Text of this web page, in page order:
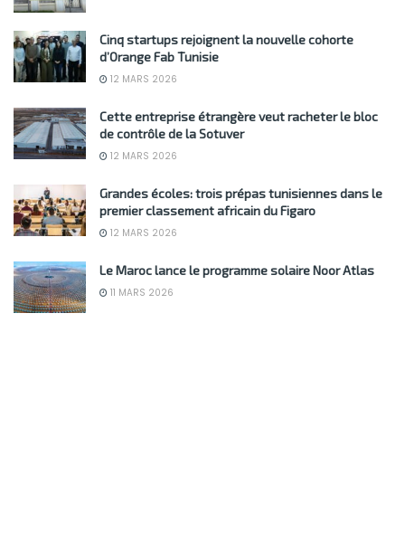
Cinq startups rejoignent la nouvelle cohorte
d’Orange Fab Tunisie
12 MARS 2026
Cette entreprise étrangère veut racheter le bloc
de contrôle de la Sotuver
12 MARS 2026
Grandes écoles: trois prépas tunisiennes dans le
premier classement africain du Figaro
12 MARS 2026
Le Maroc lance le programme solaire Noor Atlas
11 MARS 2026